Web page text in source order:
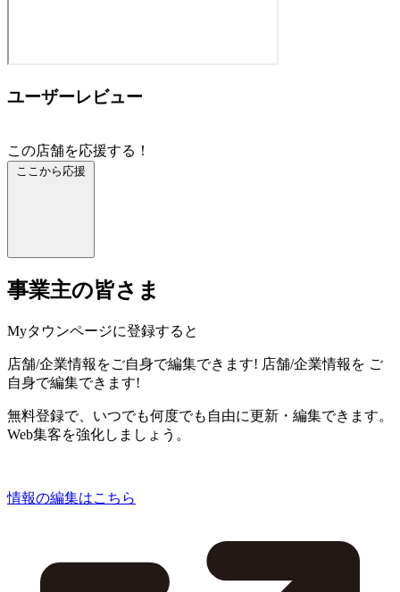
ユーザーレビュー
この店舗を応援する！
ここから応援
事業主の皆さま
Myタウンページに登録すると
店舗/企業情報をご自身で編集できます! 店舗/企業情報を ご
自身で編集できます!
無料登録で、いつでも何度でも自由に更新・編集できます。
Web集客を強化しましょう。
情報の編集はこちら